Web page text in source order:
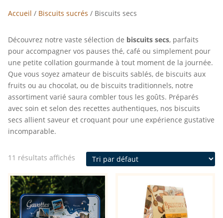
Accueil / Biscuits sucrés / Biscuits secs
Découvrez notre vaste sélection de biscuits secs, parfaits
pour accompagner vos pauses thé, café ou simplement pour
une petite collation gourmande à tout moment de la journée.
Que vous soyez amateur de biscuits sablés, de biscuits aux
fruits ou au chocolat, ou de biscuits traditionnels, notre
assortiment varié saura combler tous les goûts. Préparés
avec soin et selon des recettes authentiques, nos biscuits
secs allient saveur et croquant pour une expérience gustative
incomparable.
11 résultats affichés